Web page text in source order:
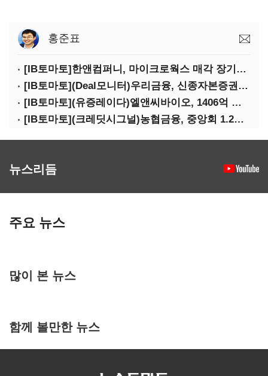
홍준표
[IB토마토]한앤컴퍼니, 마이크로웍스 매각 장기화 대비…배당 회수판 깔았다
[IB토마토](Deal모니터)우리금융, 신종자본증권 발행했지만 차환금리 '부담'
[IB토마토](유증레이다)엘앤씨바이오, 1406억 유증…최대주주는 절반만 청약
[IB토마토](크레딧시그널)농협금융, 중앙회 1.2조 지원받아 생산적금융 확대
뉴스리듬
주요 뉴스
많이 본 뉴스
함께 볼만한 뉴스